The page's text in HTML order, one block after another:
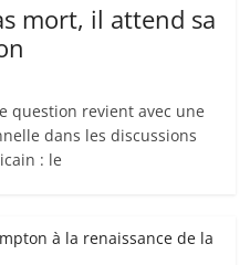
mort, il attend sa
question revient avec une
dans les discussions
: le
à la renaissance de la